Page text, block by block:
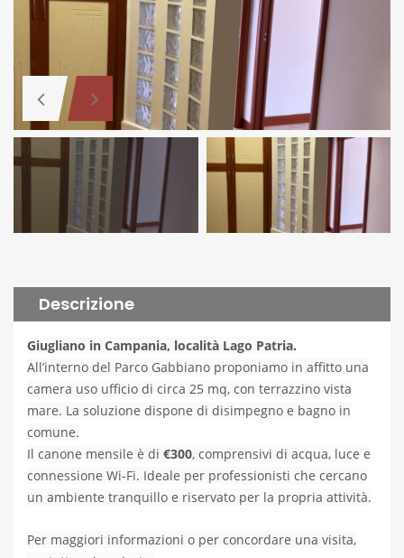
Descrizione
Giugliano in Campania, località Lago Patria.
All’interno del Parco Gabbiano proponiamo in affitto una
camera uso ufficio di circa 25 mq, con terrazzino vista
mare. La soluzione dispone di disimpegno e bagno in
comune.
Il canone mensile è di €300, comprensivi di acqua, luce e
connessione Wi-Fi. Ideale per professionisti che cercano
un ambiente tranquillo e riservato per la propria attività.
Per maggiori informazioni o per concordare una visita,